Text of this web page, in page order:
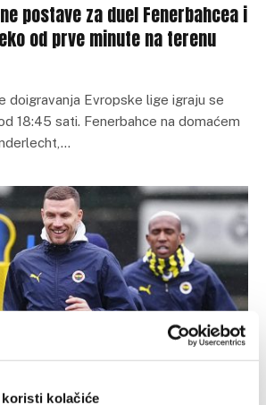
kolačiće
postave za duel Fenerbahcea i
od prve minute na terenu
doigravanja Evropske lige igraju se
18:45 sati. Fenerbahce na domaćem